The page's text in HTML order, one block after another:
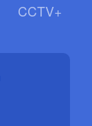
CCTV+